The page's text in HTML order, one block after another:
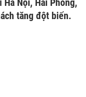
Nội, Hải Phòng,
tăng đột biến.